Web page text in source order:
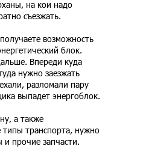
на кои надо
съезжать.
возможность
блок.
Впереди куда
нужно заезжать
разломали пару
выпадет энергоблок.
а также
типы транспорта, нужно
прочие запчасти.